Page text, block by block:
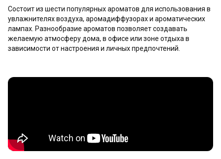
Состоит из шести популярных ароматов для использования в
увлажнителях воздуха, аромадиффузорах и ароматических
лампах. Разнообразие ароматов позволяет создавать
желаемую атмосферу дома, в офисе или зоне отдыха в
зависимости от настроения и личных предпочтений.